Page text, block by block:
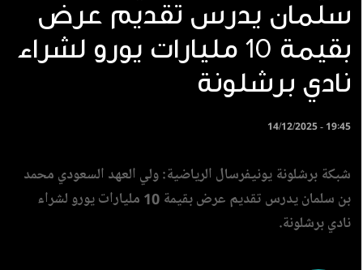
سلمان يدرس تقديم عرض
بقيمة 10 مليارات يورو لشراء
نادي برشلونة
14/12/2025 - 19:45
شبكة برشلونة يونيفرسال الرياضية: ولي العهد السعودي محمد
بن سلمان يدرس تقديم عرض بقيمة 10 مليارات يورو لشراء
نادي برشلونة.